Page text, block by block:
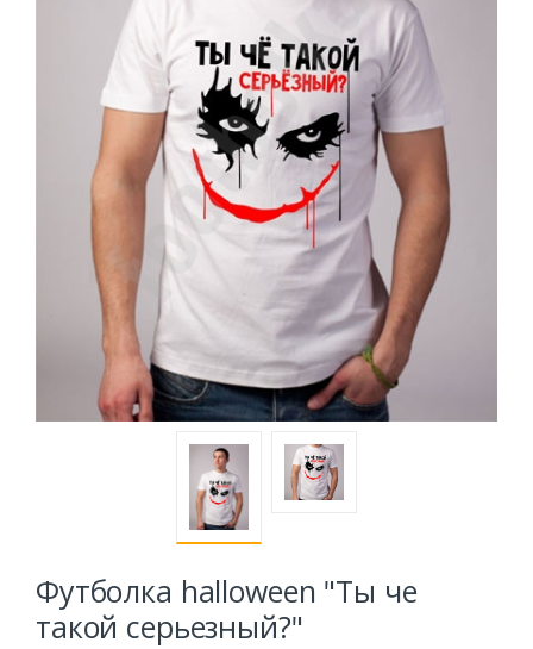
Футболка halloween "Ты че
такой серьезный?"